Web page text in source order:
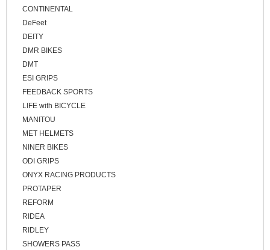
CONTINENTAL
DeFeet
DEITY
DMR BIKES
DMT
ESI GRIPS
FEEDBACK SPORTS
LIFE with BICYCLE
MANITOU
MET HELMETS
NINER BIKES
ODI GRIPS
ONYX RACING PRODUCTS
PROTAPER
REFORM
RIDEA
RIDLEY
SHOWERS PASS